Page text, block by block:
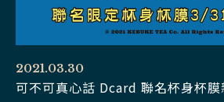
2021.03.30
可不可真心話 Dcard 聯名杯身杯膜